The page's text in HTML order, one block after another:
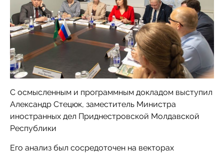
С осмысленным и программным докладом выступил
Александр Стецюк, заместитель Министра
иностранных дел Приднестровской Молдавской
Республики
Его анализ был сосредоточен на векторах